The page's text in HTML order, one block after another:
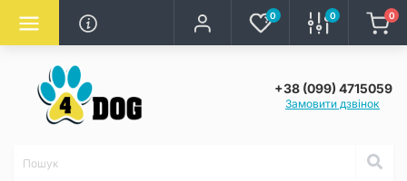
0 0 0
+38 (099) 4715059
Замовити дзвінок